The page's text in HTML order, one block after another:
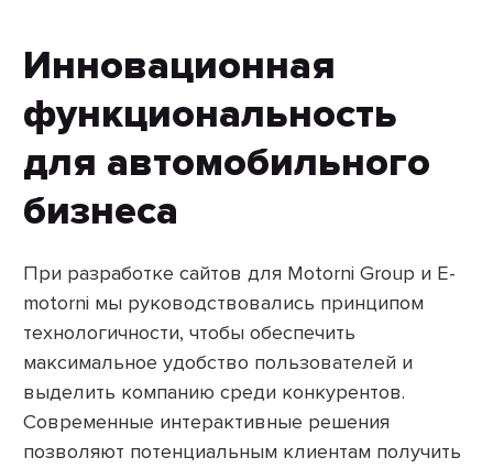
Инновационная
функциональность
для автомобильного
бизнеса
При разработке сайтов для Motorni Group и E-
motorni мы руководствовались принципом
технологичности, чтобы обеспечить
максимальное удобство пользователей и
выделить компанию среди конкурентов.
Современные интерактивные решения
позволяют потенциальным клиентам получить